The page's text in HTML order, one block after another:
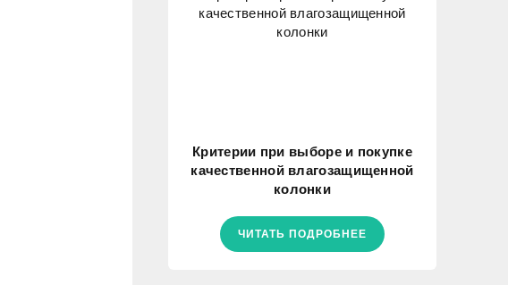
Критерии при выборе и покупке
качественной влагозащищенной
колонки
ЧИТАТЬ ПОДРОБНЕЕ